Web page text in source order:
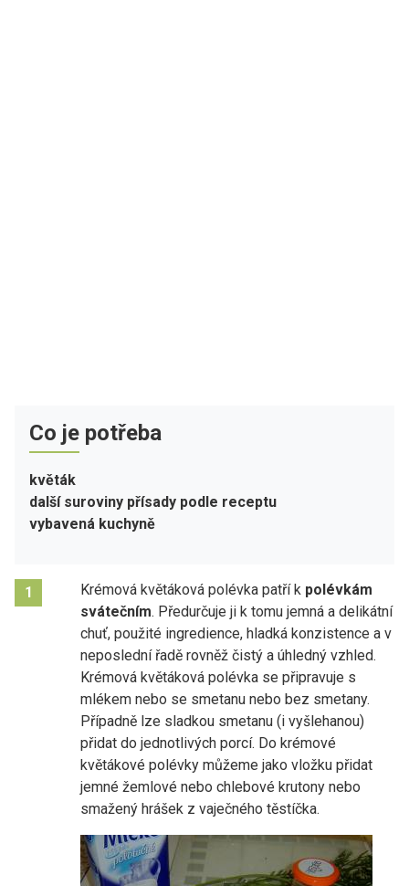
Co je potřeba
květák
další suroviny přísady podle receptu
vybavená kuchyně
1 Krémová květáková polévka patří k polévkám
svátečním. Předurčuje ji k tomu jemná a delikátní
chuť, použité ingredience, hladká konzistence a v
neposlední řadě rovněž čistý a úhledný vzhled.
Krémová květáková polévka se připravuje s
mlékem nebo se smetanu nebo bez smetany.
Případně lze sladkou smetanu (i vyšlehanou)
přidat do jednotlivých porcí. Do krémové
květákové polévky můžeme jako vložku přidat
jemné žemlové nebo chlebové krutony nebo
smažený hrášek z vaječného těstíčka.